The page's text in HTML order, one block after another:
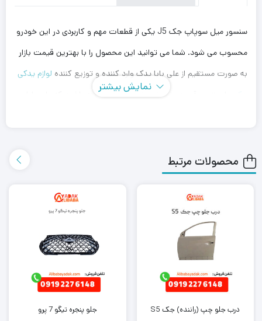
سنسور میل سوپاپ جک J5 یکی از قطعات مهم و کاربردی در این خودرو
محسوب می شود. شما می توانید این محصول را با بهترین قیمت بازار
به صورت مستقیم از علی بابا یدک وارد کننده و توزیع کننده لوازم یدکی
، با بهترین قیمت خریداری کنید. توجه داشته باشید که علی بابا
همچنین می توانید علاوه بر خرید سنسور میل سوپاپ جک J5، سایر
محصول با کارشناسان فروش ما تماس بگیرید.
نمایش بیشتر
محصولات مرتبط
درب جلو چپ (راننده) جک S5 جلو پنجره تیگو 7 پرو